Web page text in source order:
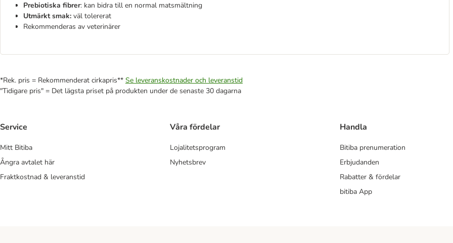
Prebiotiska fibrer: kan bidra till en normal matsmältning
Utmärkt smak: väl tolererat
Rekommenderas av veterinärer
*Rek. pris = Rekommenderat cirkapris** Se leveranskostnader och leveranstid
"Tidigare pris" = Det lägsta priset på produkten under de senaste 30 dagarna
Service
Mitt Bitiba
Ångra avtalet här
Fraktkostnad & leveranstid
Våra fördelar
Lojalitetsprogram
Nyhetsbrev
Handla
Bitiba prenumeration
Erbjudanden
Rabatter & fördelar
bitiba App